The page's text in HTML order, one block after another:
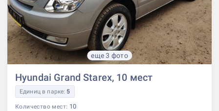
еще 3 фото
Hyundai Grand Starex, 10 мест
Единиц в парке: 5
Количество мест: 10